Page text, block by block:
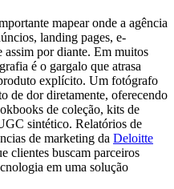
mapear onde a agência
landing pages, e-
assim por diante. Em muitos
é o gargalo que atrasa
explícito. Um fotógrafo
de dor diretamente, oferecendo
de coleção, kits de
sintético. Relatórios de
de marketing da Deloitte
clientes buscam parceiros
em uma solução